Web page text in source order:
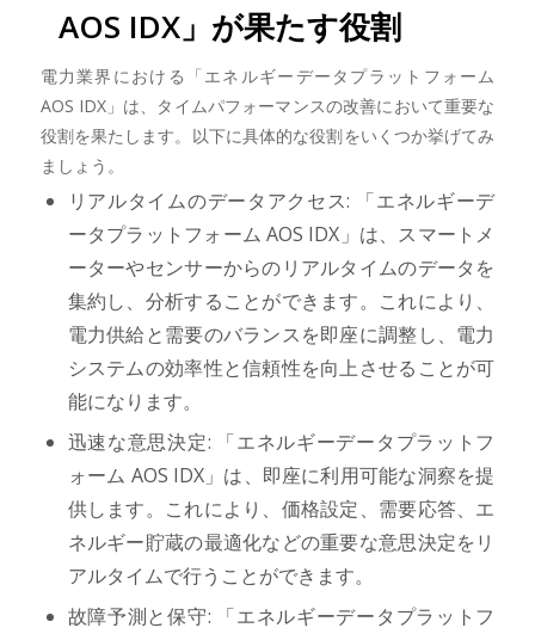
AOS IDX」が果たす役割
電力業界における「エネルギーデータプラットフォーム
AOS IDX」は、タイムパフォーマンスの改善において重要な
役割を果たします。以下に具体的な役割をいくつか挙げてみ
ましょう。
リアルタイムのデータアクセス: 「エネルギーデ
ータプラットフォーム AOS IDX」は、スマートメ
ーターやセンサーからのリアルタイムのデータを
集約し、分析することができます。これにより、
電力供給と需要のバランスを即座に調整し、電力
システムの効率性と信頼性を向上させることが可
能になります。
迅速な意思決定: 「エネルギーデータプラットフ
ォーム AOS IDX」は、即座に利用可能な洞察を提
供します。これにより、価格設定、需要応答、エ
ネルギー貯蔵の最適化などの重要な意思決定をリ
アルタイムで行うことができます。
故障予測と保守: 「エネルギーデータプラットフ